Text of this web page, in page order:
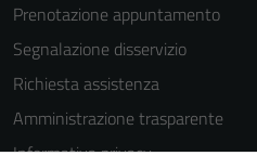
Prenotazione appuntamento
Segnalazione disservizio
Richiesta assistenza
Amministrazione trasparente